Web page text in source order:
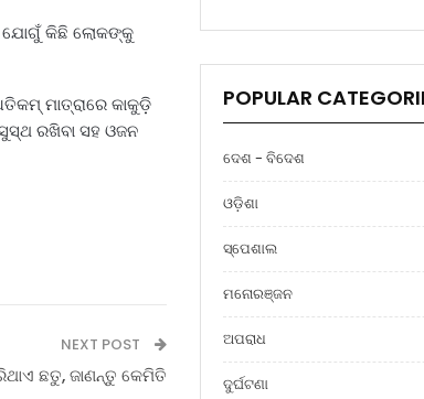
ଯୋଗୁଁ କିଛି ଲୋକଙ୍କୁ
ମାତ୍ରାରେ କାକୁଡ଼ି
ରଖିବା ସହ ଓଜନ
NEXT POST
ଛତୁ, ଜାଣନ୍ତୁ କେମିତି
POPULAR
ଦେଶ - ବିଦେଶ
ଓଡ଼ିଶା
ସ୍ପେଶାଲ
ମନୋରଞ୍ଜନ
ଅପରାଧ
ଦୁର୍ଘଟଣା